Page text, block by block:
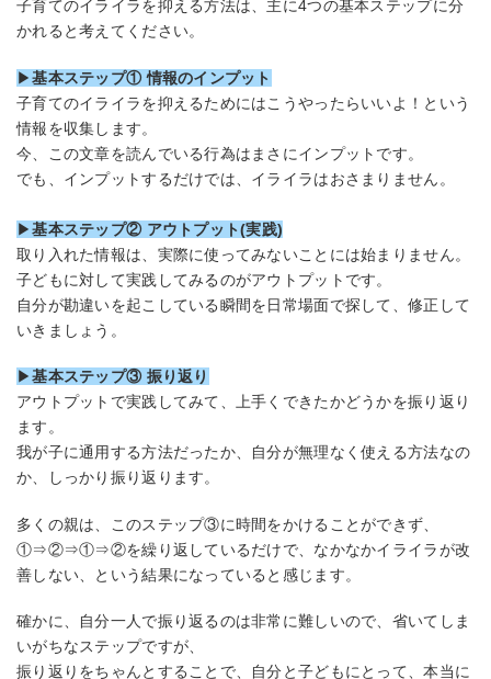
子育てのイライラを抑える方法は、主に4つの基本ステップに分
かれると考えてください。
▶基本ステップ① 情報のインプット
子育てのイライラを抑えるためにはこうやったらいいよ！という
情報を収集します。
今、この文章を読んでいる行為はまさにインプットです。
でも、インプットするだけでは、イライラはおさまりません。
▶基本ステップ② アウトプット(実践)
取り入れた情報は、実際に使ってみないことには始まりません。
子どもに対して実践してみるのがアウトプットです。
自分が勘違いを起こしている瞬間を日常場面で探して、修正して
いきましょう。
▶基本ステップ③ 振り返り
アウトプットで実践してみて、上手くできたかどうかを振り返り
ます。
我が子に通用する方法だったか、自分が無理なく使える方法なの
か、しっかり振り返ります。
多くの親は、このステップ③に時間をかけることができず、
①⇒②⇒①⇒②を繰り返しているだけで、なかなかイライラが改
善しない、という結果になっていると感じます。
確かに、自分一人で振り返るのは非常に難しいので、省いてしま
いがちなステップですが、
振り返りをちゃんとすることで、自分と子どもにとって、本当に